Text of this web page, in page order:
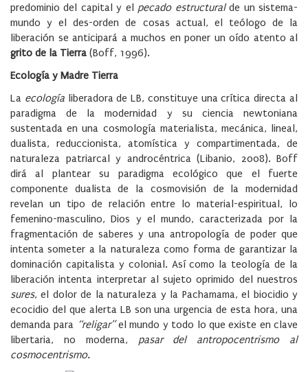
predominio del capital y el pecado estructuralde un sistema-
mundo y el des-orden de cosas actual, el teólogo de la
liberación se anticipará a muchos en poner un oído atento al
grito de la Tierra (Boff, 1996).
Ecología y Madre Tierra
La ecología liberadora de LB, constituye una crítica directa al
paradigma de la modernidad y su ciencia newtoniana
sustentada en una cosmología materialista, mecánica, lineal,
dualista, reduccionista, atomística y compartimentada, de
naturaleza patriarcal y androcéntrica (Libanio, 2008). Boff
dirá al plantear su paradigma ecológico que el fuerte
componente dualista de la cosmovisión de la modernidad
revelan un tipo de relación entre lo material-espiritual, lo
femenino-masculino, Dios y el mundo, caracterizada por la
fragmentación de saberes y una antropología de poder que
intenta someter a la naturaleza como forma de garantizar la
dominación capitalista y colonial. Así como la teología de la
liberación intenta interpretar al sujeto oprimido del nuestros
sures, el dolor de la naturaleza y la Pachamama, el biocidio y
ecocidio del que alerta LB son una urgencia de esta hora, una
demanda para “religar”el mundo y todo lo que existe en clave
libertaria, no moderna, pasar del antropocentrismo al
cosmocentrismo.